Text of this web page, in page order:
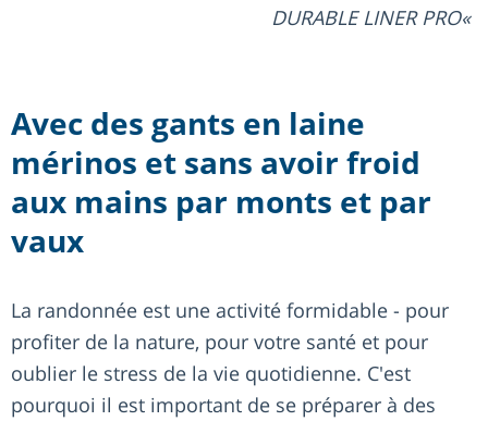
DURABLE LINER PRO
Avec des gants en laine
mérinos et sans avoir froid
aux mains par monts et par
vaux
La randonnée est une activité formidable - pour
profiter de la nature, pour votre santé et pour
oublier le stress de la vie quotidienne. C'est
pourquoi il est important de se préparer à des